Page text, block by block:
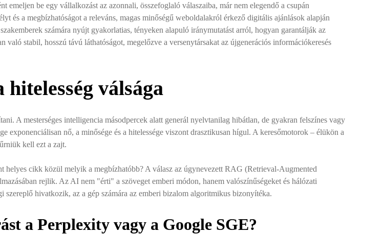
be egy vállalkozást az azonnali, összefoglaló válaszaiba, már nem elegendő a csupán
a megbízhatóságot a releváns, magas minőségű weboldalakról érkező digitális ajánlások alapján
számára nyújt gyakorlatias, tényeken alapuló iránymutatást arról, hogyan garantálják az
stabil, hosszú távú láthatóságot, megelőzve a versenytársakat az újgenerációs információkeresés
hitelesség válsága
A mesterséges intelligencia másodpercek alatt generál nyelvtanilag hibátlan, de gyakran felszínes vagy
nő, a minősége és a hitelessége viszont drasztikusan hígul. A keresőmotorok – élükön a
kell ezt a zajt.
cikk közül melyik a megbízhatóbb? A válasz az úgynevezett RAG (Retrieval-Augmented
rejlik. Az AI nem "érti" a szöveget emberi módon, hanem valószínűségeket és hálózati
hivatkozik, az a gép számára az emberi bizalom algoritmikus bizonyítéka.
a Perplexity vagy a Google SGE?